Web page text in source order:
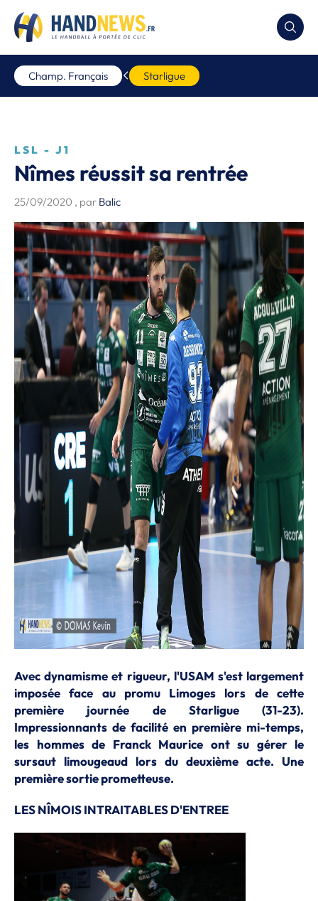
Champ. Français Starligue
LSL - J1
Nîmes réussit sa rentrée
25/09/2020 , par Balic
Avec dynamisme et rigueur, l'USAM s'est largement
imposée face au promu Limoges lors de cette
première journée de Starligue (31-23).
Impressionnants de facilité en première mi-temps,
les hommes de Franck Maurice ont su gérer le
sursaut limougeaud lors du deuxième acte. Une
première sortie prometteuse.
LES NÎMOIS INTRAITABLES D'ENTREE